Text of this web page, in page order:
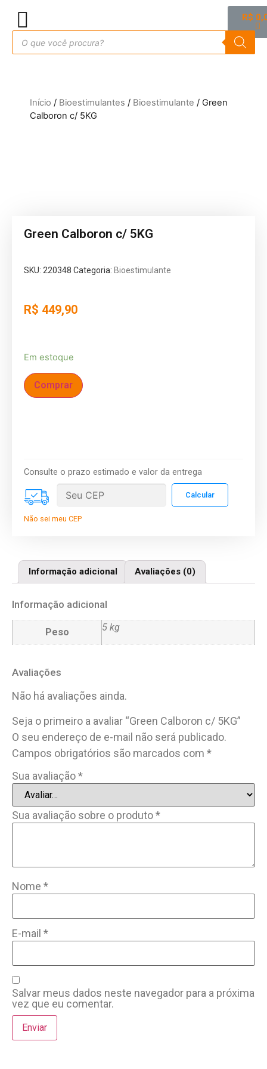
R$
Início / Bioestimulantes / Bioestimulante / Green
Calboron c/ 5KG
Green Calboron c/ 5KG
SKU: 220348 Categoria: Bioestimulante
R$ 449,90
Em estoque
Comprar
Consulte o prazo estimado e valor da entrega
Não sei meu CEP
Informação adicional Avaliações (0)
Informação adicional
Peso 5 kg
Avaliações
Não há avaliações ainda.
Seja o primeiro a avaliar “Green Calboron c/ 5KG”
O seu endereço de e-mail não será publicado.
Campos obrigatórios são marcados com *
Sua avaliação*
Sua avaliação sobre o produto*
Nome *
E-mail *
Salvar meus dados neste navegador para a próxima
vez que eu comentar.